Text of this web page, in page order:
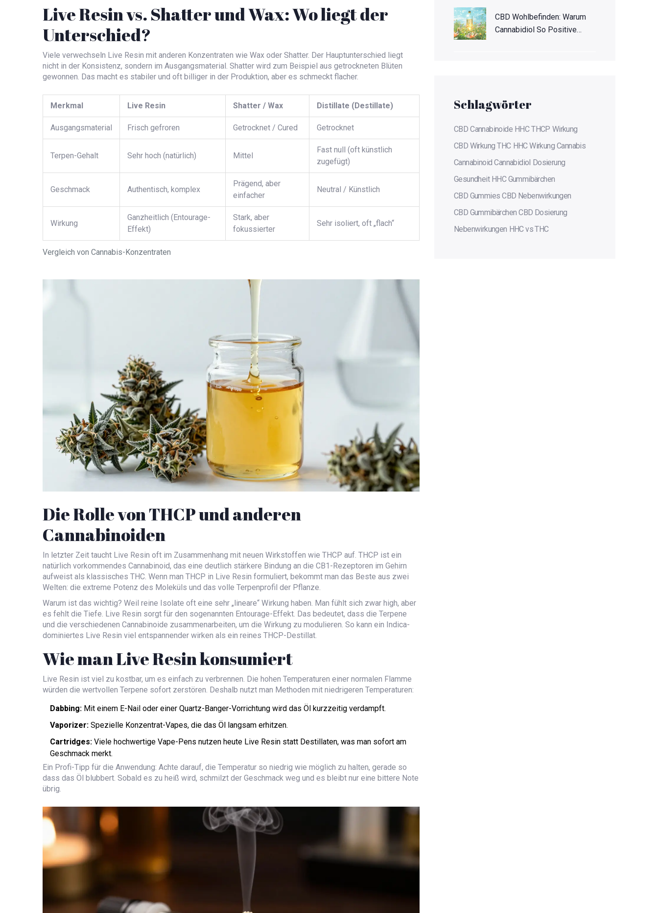
Live Resin vs. Shatter und Wax: Wo liegt der
Unterschied?
Viele verwechseln Live Resin mit anderen Konzentraten wie Wax oder Shatter. Der Hauptunterschied liegt
nicht in der Konsistenz, sondern im Ausgangsmaterial. Shatter wird zum Beispiel aus getrockneten Blüten
gewonnen. Das macht es stabiler und oft billiger in der Produktion, aber es schmeckt flacher.
Vergleich von Cannabis-Konzentraten
Merkmal Live Resin Shatter / Wax Distillate (Destillate)
Ausgangsmaterial Frisch gefroren Getrocknet / Cured Getrocknet
Terpen-Gehalt Sehr hoch (natürlich) Mittel
Fast null (oft künstlich
zugefügt)
Geschmack Authentisch, komplex
Prägend, aber
einfacher
Neutral / Künstlich
Wirkung
Ganzheitlich (Entourage-
Effekt)
Stark, aber
fokussierter
Sehr isoliert, oft „flach“
Die Rolle von THCP und anderen
Cannabinoiden
In letzter Zeit taucht Live Resin oft im Zusammenhang mit neuen Wirkstoffen wie THCP auf. THCP ist ein
natürlich vorkommendes Cannabinoid, das eine deutlich stärkere Bindung an die CB1-Rezeptoren im Gehirn
aufweist als klassisches THC. Wenn man THCP in Live Resin formuliert, bekommt man das Beste aus zwei
Welten: die extreme Potenz des Moleküls und das volle Terpenprofil der Pflanze.
Warum ist das wichtig? Weil reine Isolate oft eine sehr „lineare“ Wirkung haben. Man fühlt sich zwar high, aber
es fehlt die Tiefe. Live Resin sorgt für den sogenannten Entourage-Effekt. Das bedeutet, dass die Terpene
und die verschiedenen Cannabinoide zusammenarbeiten, um die Wirkung zu modulieren. So kann ein Indica-
dominiertes Live Resin viel entspannender wirken als ein reines THCP-Destillat.
Wie man Live Resin konsumiert
Live Resin ist viel zu kostbar, um es einfach zu verbrennen. Die hohen Temperaturen einer normalen Flamme
würden die wertvollen Terpene sofort zerstören. Deshalb nutzt man Methoden mit niedrigeren Temperaturen:
Dabbing: Mit einem E-Nail oder einer Quartz-Banger-Vorrichtung wird das Öl kurzzeitig verdampft.
Vaporizer: Spezielle Konzentrat-Vapes, die das Öl langsam erhitzen.
Cartridges: Viele hochwertige Vape-Pens nutzen heute Live Resin statt Destillaten, was man sofort am
Geschmack merkt.
Ein Profi-Tipp für die Anwendung: Achte darauf, die Temperatur so niedrig wie möglich zu halten, gerade so
dass das Öl blubbert. Sobald es zu heiß wird, schmilzt der Geschmack weg und es bleibt nur eine bittere Note
übrig.
CBD Wohlbefinden: Warum
Cannabidiol So Positive
Schlagwörter
CBD Cannabinoide HHC THCP Wirkung
CBD Wirkung THC HHC Wirkung Cannabis
Cannabinoid Cannabidiol Dosierung
Gesundheit HHC Gummibärchen
CBD Gummies CBD Nebenwirkungen
CBD Gummibärchen CBD Dosierung
Nebenwirkungen HHC vs THC